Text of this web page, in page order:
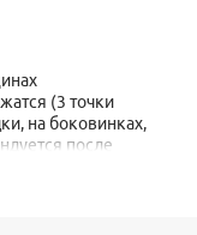
(3 точки
на боковинках,
после
нагрузить до